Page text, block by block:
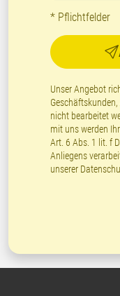
* Pflichtfelder
Unser Angebot
nicht bearbeitet
mit uns werden
Art. 6 Abs. 1 lit. f
Anliegens
unserer